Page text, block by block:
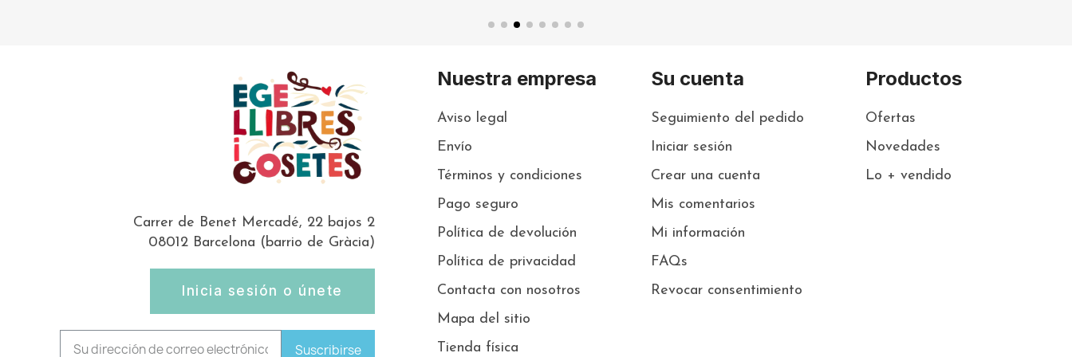
Carrer de Benet Mercadé, 22 bajos 2
08012 Barcelona (barrio de Gràcia)
Inicia sesión o únete
Suscribirse
Nuestra empresa
Aviso legal
Envío
Términos y condiciones
Pago seguro
Política de devolución
Política de privacidad
Contacta con nosotros
Mapa del sitio
Tienda física
Su cuenta
Seguimiento del pedido
Iniciar sesión
Crear una cuenta
Mis comentarios
Mi información
FAQs
Revocar consentimiento
Productos
Ofertas
Novedades
Lo + vendido